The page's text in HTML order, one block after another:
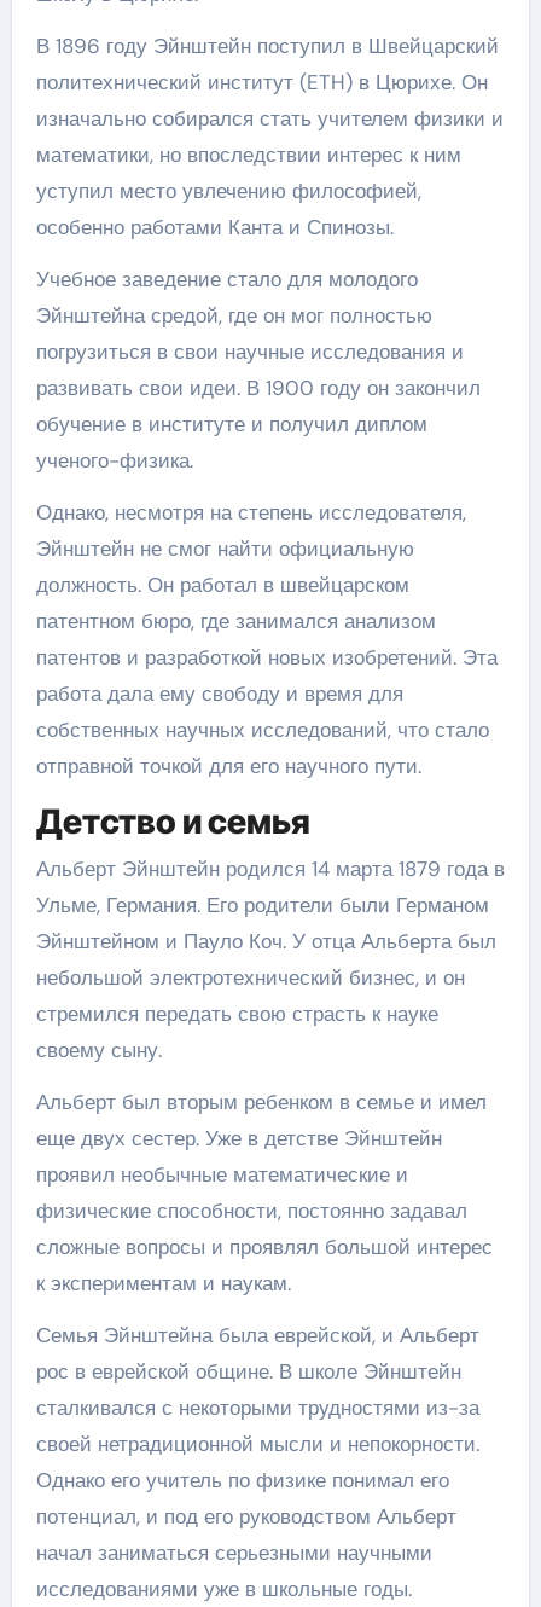
В 1896 году Эйнштейн поступил в Швейцарский
политехнический институт (ETH) в Цюрихе. Он
изначально собирался стать учителем физики и
математики, но впоследствии интерес к ним
уступил место увлечению философией,
особенно работами Канта и Спинозы.
Учебное заведение стало для молодого
Эйнштейна средой, где он мог полностью
погрузиться в свои научные исследования и
развивать свои идеи. В 1900 году он закончил
обучение в институте и получил диплом
ученого-физика.
Однако, несмотря на степень исследователя,
Эйнштейн не смог найти официальную
должность. Он работал в швейцарском
патентном бюро, где занимался анализом
патентов и разработкой новых изобретений. Эта
работа дала ему свободу и время для
собственных научных исследований, что стало
отправной точкой для его научного пути.
Детство и семья
Альберт Эйнштейн родился 14 марта 1879 года в
Ульме, Германия. Его родители были Германом
Эйнштейном и Пауло Коч. У отца Альберта был
небольшой электротехнический бизнес, и он
стремился передать свою страсть к науке
своему сыну.
Альберт был вторым ребенком в семье и имел
еще двух сестер. Уже в детстве Эйнштейн
проявил необычные математические и
физические способности, постоянно задавал
сложные вопросы и проявлял большой интерес
к экспериментам и наукам.
Семья Эйнштейна была еврейской, и Альберт
рос в еврейской общине. В школе Эйнштейн
сталкивался с некоторыми трудностями из-за
своей нетрадиционной мысли и непокорности.
Однако его учитель по физике понимал его
потенциал, и под его руководством Альберт
начал заниматься серьезными научными
исследованиями уже в школьные годы.